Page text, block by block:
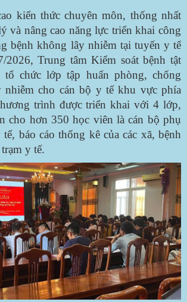
kiến thức chuyên môn, thống nhất
và nâng cao năng lực triển khai công
bệnh không lây nhiễm tại tuyến y tế
2026, Trung tâm Kiểm soát bệnh tật
chức lớp tập huấn phòng, chống
nhiễm cho cán bộ y tế khu vực phía
trình được triển khai với 4 lớp,
cho hơn 350 học viên là cán bộ phụ
báo cáo thống kê của các xã, bệnh
y tế.